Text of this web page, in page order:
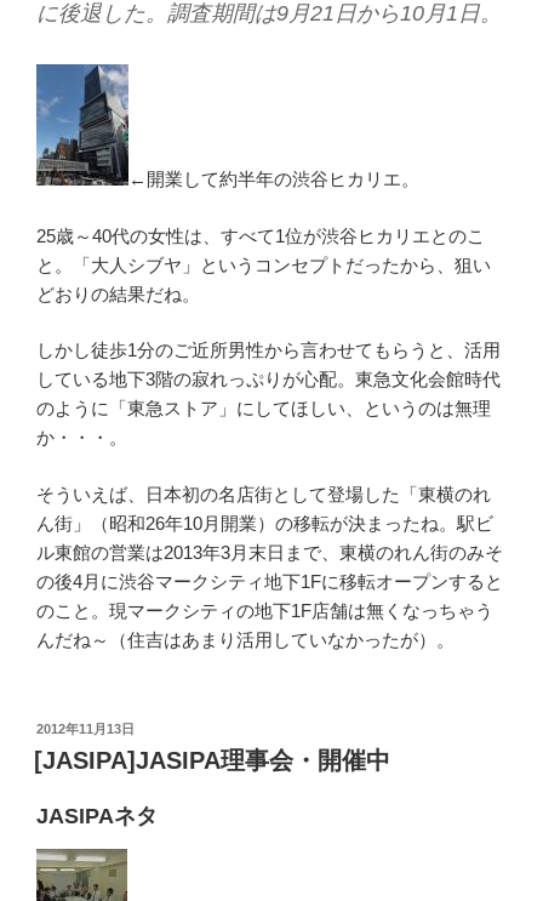
に後退した。調査期間は9月21日から10月1日。
←開業して約半年の渋谷ヒカリエ。
25歳～40代の女性は、すべて1位が渋谷ヒカリエとのこ
と。「大人シブヤ」というコンセプトだったから、狙い
どおりの結果だね。
しかし徒歩1分のご近所男性から言わせてもらうと、活用
している地下3階の寂れっぷりが心配。東急文化会館時代
のように「東急ストア」にしてほしい、というのは無理
か・・・。
そういえば、日本初の名店街として登場した「東横のれ
ん街」（昭和26年10月開業）の移転が決まったね。駅ビ
ル東館の営業は2013年3月末日まで、東横のれん街のみそ
の後4月に渋谷マークシティ地下1Fに移転オープンすると
のこと。現マークシティの地下1F店舗は無くなっちゃう
んだね～（住吉はあまり活用していなかったが）。
投
稿
日:
2012年11月13日
[JASIPA]JASIPA理事会・開催中
JASIPAネタ